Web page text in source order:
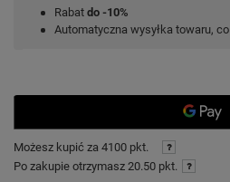
Rabat do -10%
Automatyczna wysyłka towaru, co
Możesz kupić za 4100 pkt.
Po zakupie otrzymasz 20.50 pkt.